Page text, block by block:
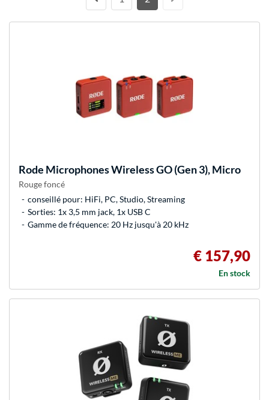
Rode MicrophonesWireless GO (Gen 3), Micro
Rouge foncé
conseillé pour: HiFi, PC, Studio, Streaming
Sorties: 1x 3,5 mm jack, 1x USB C
Gamme de fréquence: 20 Hz jusqu'à 20 kHz
€ 157,90
En stock